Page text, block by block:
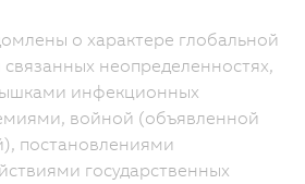
о характере глобальной
неопределенностях,
инфекционных
войной (объявленной
постановлениями
государственных